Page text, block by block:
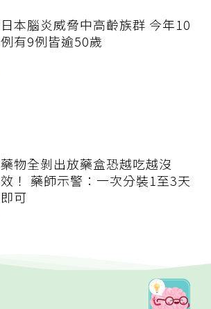
日本腦炎威脅中高齡族群 今年10
例有9例皆逾50歲
藥物全剝出放藥盒恐越吃越沒
效！ 藥師示警：一次分裝1至3天
即可